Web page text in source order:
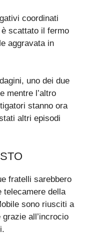
coordinati
scattato il fermo
aggravata in
uno dei due
mentre l’altro
stanno ora
altri episodi
fratelli sarebbero
telecamere della
sono riusciti a
all’incrocio